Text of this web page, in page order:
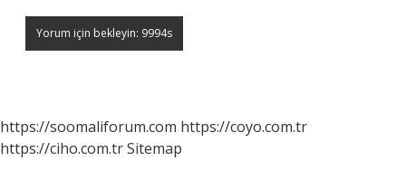
https://soomaliforum.com https://coyo.com.tr
https://ciho.com.trSitemap